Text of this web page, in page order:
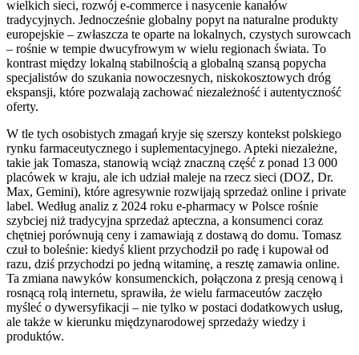
wielkich sieci, rozwój e-commerce i nasycenie kanałów
tradycyjnych. Jednocześnie globalny popyt na naturalne produkty
europejskie – zwłaszcza te oparte na lokalnych, czystych surowcach
– rośnie w tempie dwucyfrowym w wielu regionach świata. To
kontrast między lokalną stabilnością a globalną szansą popycha
specjalistów do szukania nowoczesnych, niskokosztowych dróg
ekspansji, które pozwalają zachować niezależność i autentyczność
oferty.
W tle tych osobistych zmagań kryje się szerszy kontekst polskiego
rynku farmaceutycznego i suplementacyjnego. Apteki niezależne,
takie jak Tomasza, stanowią wciąż znaczną część z ponad 13 000
placówek w kraju, ale ich udział maleje na rzecz sieci (DOZ, Dr.
Max, Gemini), które agresywnie rozwijają sprzedaż online i private
label. Według analiz z 2024 roku e-pharmacy w Polsce rośnie
szybciej niż tradycyjna sprzedaż apteczna, a konsumenci coraz
chętniej porównują ceny i zamawiają z dostawą do domu. Tomasz
czuł to boleśnie: kiedyś klient przychodził po radę i kupował od
razu, dziś przychodzi po jedną witaminę, a resztę zamawia online.
Ta zmiana nawyków konsumenckich, połączona z presją cenową i
rosnącą rolą internetu, sprawiła, że wielu farmaceutów zaczęło
myśleć o dywersyfikacji – nie tylko w postaci dodatkowych usług,
ale także w kierunku międzynarodowej sprzedaży wiedzy i
produktów.